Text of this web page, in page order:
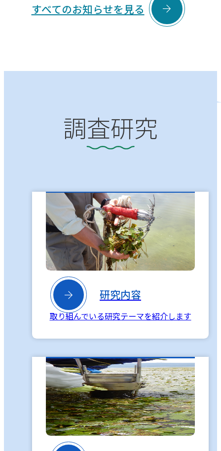
すべてのお知らせを見る 
調査研究
 研究内容
取り組んでいる研究テーマを紹介します